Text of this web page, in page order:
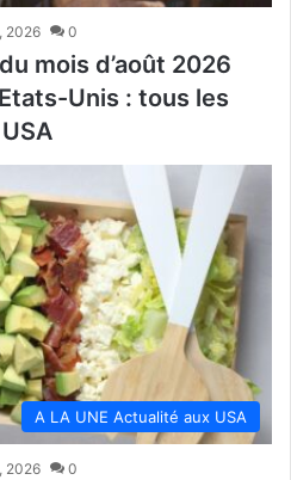
2026 0
mois d’août 2026
Unis : tous les
A LA UNE Actualité aux USA
2026 0